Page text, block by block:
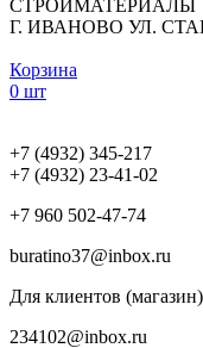
СТРОЙМАТЕРИАЛЫ
Г. ИВАНОВО УЛ.
Корзина
0 шт
+7 (4932) 345-217
+7 (4932) 23-41-02
+7 960 502-47-74
buratino37@inbox.ru
Для клиентов (магазин)
234102@inbox.ru